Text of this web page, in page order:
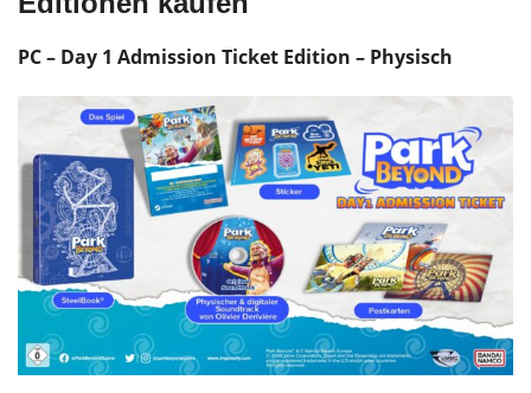
PC – Day 1 Admission Ticket Edition – Physisch